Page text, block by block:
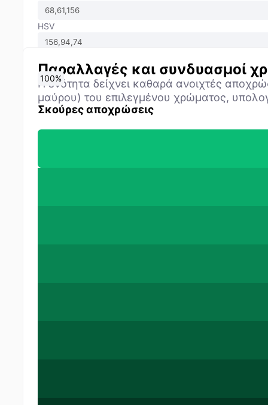
HSV
Παραλλαγές και συνδυασμοί
Η ενότητα δείχνει καθαρά ανοιχτές
μαύρου) του επιλεγμένου χρώματος,
Σκούρες αποχρώσεις
0%
10%
20%
30%
40%
50%
60%
70%
80%
90%
100%